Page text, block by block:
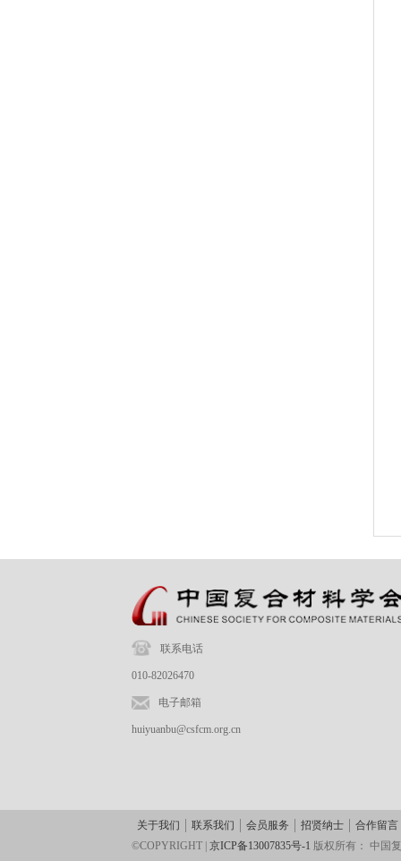
联系电话
010-82026470
电子邮箱
huiyuanbu@csfcm.org.cn
关于我们 联系我们 会员服务 招贤纳士
合作留言
©COPYRIGHT | 京ICP备13007835号-1 版权所有： 中国